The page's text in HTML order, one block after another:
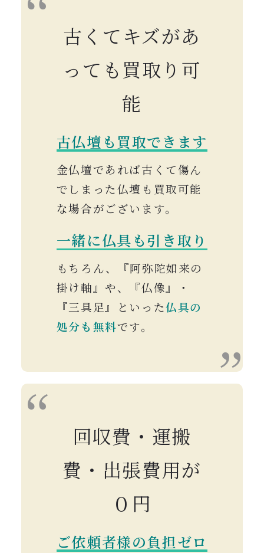
古くてキズがあ
っても買取り可
能
古仏壇も買取できます
金仏壇であれば古くて傷ん
でしまった仏壇も買取可能
な場合がございます。
一緒に仏具も引き取り
もちろん、『阿弥陀如来の
掛け軸』や、『仏像』・
『三具足』といった仏具の
処分も無料です。
回収費・運搬
費・出張費用が
０円
ご依頼者様の負担ゼロ